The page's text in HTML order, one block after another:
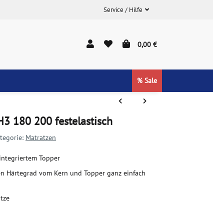
Service / Hilfe
0,00 €
% Sale
180 200 festelastisch
Matratzen
Topper
Härtegrad vom Kern und Topper ganz einfach